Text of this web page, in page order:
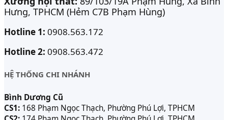
Hưng, TPHCM (Hẻm C7B Phạm Hùng)
Hotline 1: 0908.563.172
Hotline 2: 0908.563.472
HỆ THỐNG CHI NHÁNH
Bình Dương Cũ
CS1: 168 Phạm Ngọc Thạch, Phường Phú Lợi, TPHCM